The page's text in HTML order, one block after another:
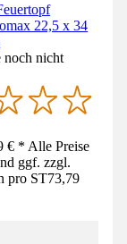
22,5 x 34
nicht
€ * Alle Preise
ggf. zzgl.
pro ST73,79